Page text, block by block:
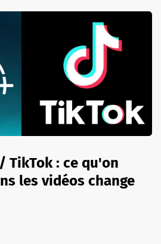
TikTok : ce qu'on
les vidéos change